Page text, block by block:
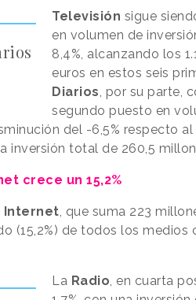
Televisión sigue
en volumen de
8,4%, alcanzando los
euros en estos seis
Diarios , por su parte,
segundo puesto en
del -6,5% respecto
inversión total de 260,5
crece un 15,2%
Internet , que suma 223
(15,2%) de todos los medios
La Radio , en cuarta